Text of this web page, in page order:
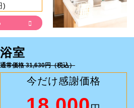
)
浴室
通常価格 31,630円（税込）
今だけ感謝価格